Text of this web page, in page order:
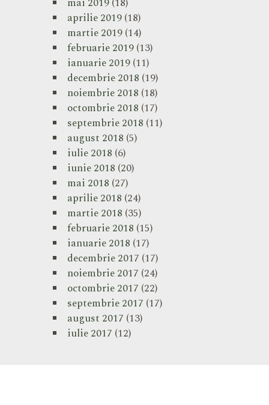
aprilie 2019(18)
martie 2019(14)
februarie 2019(13)
ianuarie 2019(11)
decembrie 2018 (19)
noiembrie 2018 (18)
octombrie 2018 (17)
septembrie 2018 (11)
august 2018 (5)
iulie 2018 (6)
iunie 2018 (20)
mai 2018 (27)
aprilie 2018 (24)
martie 2018 (35)
februarie 2018 (15)
ianuarie 2018 (17)
decembrie 2017 (17)
noiembrie 2017 (24)
octombrie 2017 (22)
septembrie 2017 (17)
august 2017 (13)
iulie 2017 (12)